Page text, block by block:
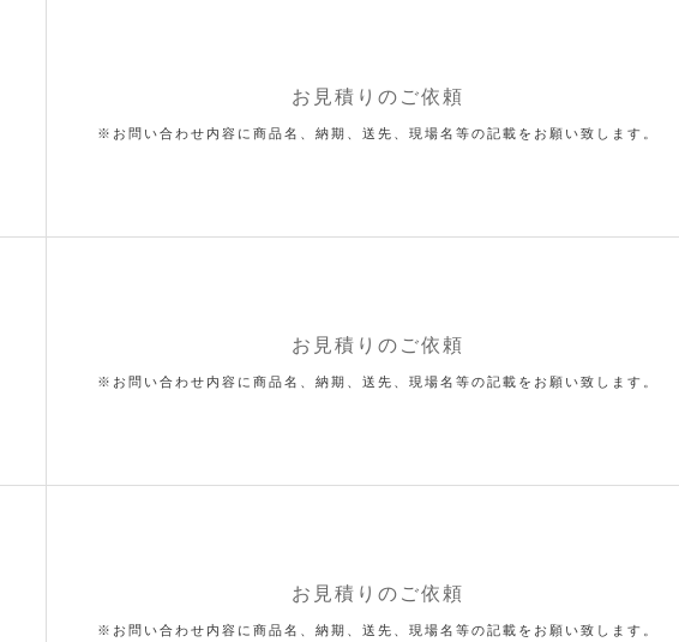
お見積りのご依頼
※お問い合わせ内容に商品名、納期、送先、現場名等の記載をお願い致します。
お見積りのご依頼
※お問い合わせ内容に商品名、納期、送先、現場名等の記載をお願い致します。
お見積りのご依頼
※お問い合わせ内容に商品名、納期、送先、現場名等の記載をお願い致します。